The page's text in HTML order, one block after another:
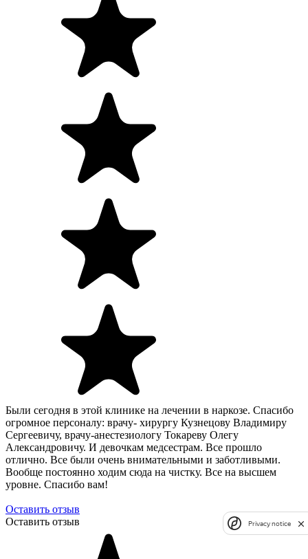
Были сегодня в этой клинике на лечении в наркозе. Спасибо
огромное персоналу: врачу- хирургу Кузнецову Владимиру
Сергеевичу, врачу-анестезиологу Токареву Олегу
Александровичу. И девочкам медсестрам. Все прошло
отлично. Все были очень внимательными и заботливыми.
Вообще постоянно ходим сюда на чистку. Все на высшем
уровне. Спасибо вам!
Оставить отзыв
Оставить отзыв
Privacy notice